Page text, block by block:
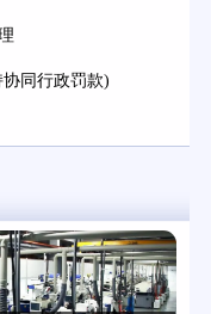
同行政罚款)